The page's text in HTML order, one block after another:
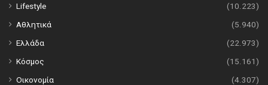
Lifestyle
(10.223)
Αθλητικά
(5.940)
Ελλάδα
(22.973)
Κόσμος
(15.161)
Οικονομία
(4.307)